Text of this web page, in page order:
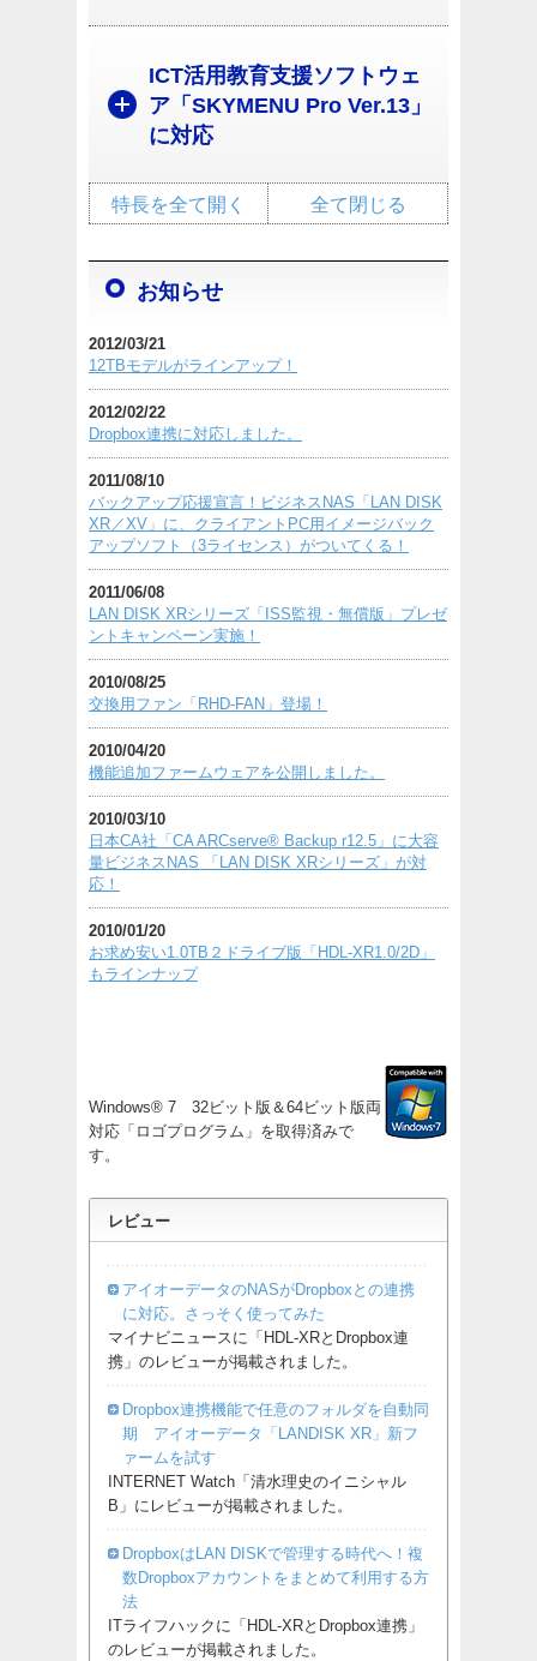
ICT活用教育支援ソフトウェ
ア「SKYMENU Pro Ver.13」
に対応
全て閉じる
特長を全て開く
お知らせ
2012/03/21
12TBモデルがラインアップ！
2012/02/22
Dropbox連携に対応しました。
2011/08/10
バックアップ応援宣言！ビジネスNAS「LAN DISK
XR／XV」に、クライアントPC用イメージバック
アップソフト（3ライセンス）がついてくる！
2011/06/08
LAN DISK XRシリーズ「ISS監視・無償版」プレゼ
ントキャンペーン実施！
2010/08/25
交換用ファン「RHD-FAN」登場！
2010/04/20
機能追加ファームウェアを公開しました。
2010/03/10
日本CA社「CA ARCserve® Backup r12.5」に大容
量ビジネスNAS 「LAN DISK XRシリーズ」が対
応！
2010/01/20
お求め安い1.0TB２ドライブ版「HDL-XR1.0/2D」
もラインナップ
Windows® 7 32ビット版＆64ビット版両
対応「ロゴプログラム」を取得済みで
す。
レビュー
アイオーデータのNASがDropboxとの連携
に対応。さっそく使ってみた
マイナビニュースに「HDL-XRとDropbox連
携」のレビューが掲載されました。
Dropbox連携機能で任意のフォルダを自動同
期 アイオーデータ「LANDISK XR」新フ
ァームを試す
INTERNET Watch「清水理史のイニシャル
B」にレビューが掲載されました。
DropboxはLAN DISKで管理する時代へ！複
数Dropboxアカウントをまとめて利用する方
法
ITライフハックに「HDL-XRとDropbox連携」
のレビューが掲載されました。